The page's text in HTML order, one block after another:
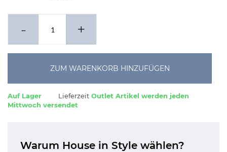
- +
ZUM WARENKORB HINZUFÜGEN
Auf Lager Lieferzeit Outlet Artikel werden jeden
Mittwoch versendet
Warum House in Style wählen?